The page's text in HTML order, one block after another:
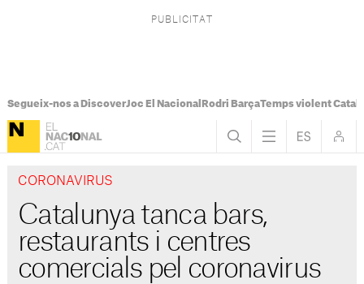
Segueix-nos a DiscoverJoc El Nacional Rodri BarçaTemps violent
CORONAVIRUS
Catalunya tanca bars,
restaurants i centres
comercials pel coronavirus